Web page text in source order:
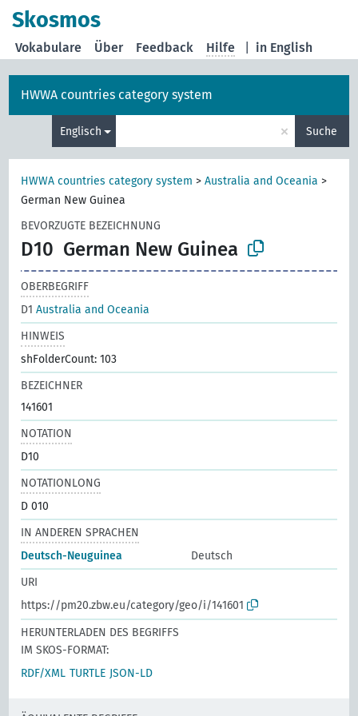
Skosmos
in English
Vokabulare Über Feedback Hilfe
HWWA countries category system
Englisch × Suche
HWWA countries category system >Australia and Oceania >
German New Guinea
BEVORZUGTE BEZEICHNUNG
D10 German New Guinea
OBERBEGRIFF
D1Australia and Oceania
HINWEIS
shFolderCount: 103
BEZEICHNER
141601
NOTATION
D10
NOTATIONLONG
D 010
IN ANDEREN SPRACHEN
Deutsch-Neuguinea
Deutsch
URI
https://pm20.zbw.eu/category/geo/i/141601
HERUNTERLADEN DES BEGRIFFS
IM SKOS-FORMAT:
RDF/XML TURTLE JSON-LD